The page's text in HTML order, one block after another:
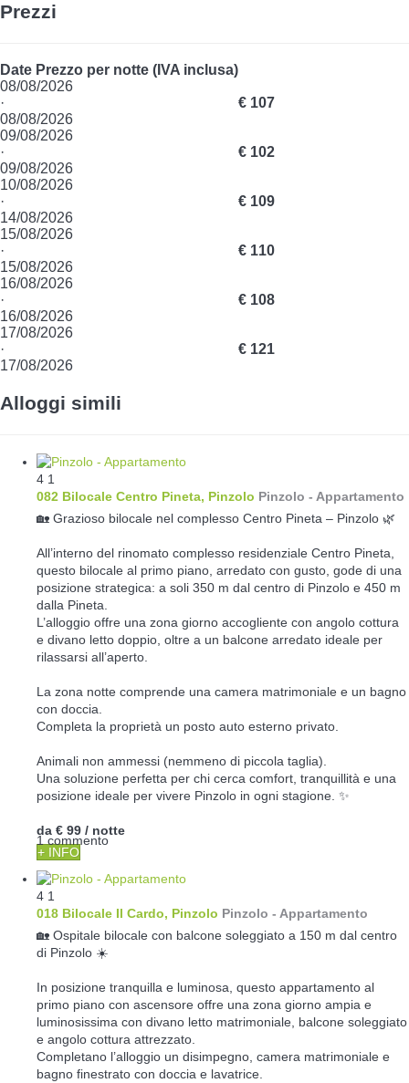
Prezzi
Date Prezzo per notte (IVA inclusa)
08/08/2026
·
08/08/2026
€ 107
09/08/2026
·
09/08/2026
€ 102
10/08/2026
·
14/08/2026
€ 109
15/08/2026
·
15/08/2026
€ 110
16/08/2026
·
16/08/2026
€ 108
17/08/2026
·
17/08/2026
€ 121
Alloggi simili
4 1
082 Bilocale Centro Pineta, Pinzolo Pinzolo - Appartamento
🏡 Grazioso bilocale nel complesso Centro Pineta – Pinzolo 🌿
All’interno del rinomato complesso residenziale Centro Pineta,
questo bilocale al primo piano, arredato con gusto, gode di una
posizione strategica: a soli 350 m dal centro di Pinzolo e 450 m
dalla Pineta.
L’alloggio offre una zona giorno accogliente con angolo cottura
e divano letto doppio, oltre a un balcone arredato ideale per
rilassarsi all’aperto.
La zona notte comprende una camera matrimoniale e un bagno
con doccia.
Completa la proprietà un posto auto esterno privato.
Animali non ammessi (nemmeno di piccola taglia).
Una soluzione perfetta per chi cerca comfort, tranquillità e una
posizione ideale per vivere Pinzolo in ogni stagione. ✨
1 commento
da € 99 / notte
+ INFO
4 1
018 Bilocale Il Cardo, Pinzolo Pinzolo - Appartamento
🏡 Ospitale bilocale con balcone soleggiato a 150 m dal centro
di Pinzolo ☀️
In posizione tranquilla e luminosa, questo appartamento al
primo piano con ascensore offre una zona giorno ampia e
luminosissima con divano letto matrimoniale, balcone soleggiato
e angolo cottura attrezzato.
Completano l’alloggio un disimpegno, camera matrimoniale e
bagno finestrato con doccia e lavatrice.